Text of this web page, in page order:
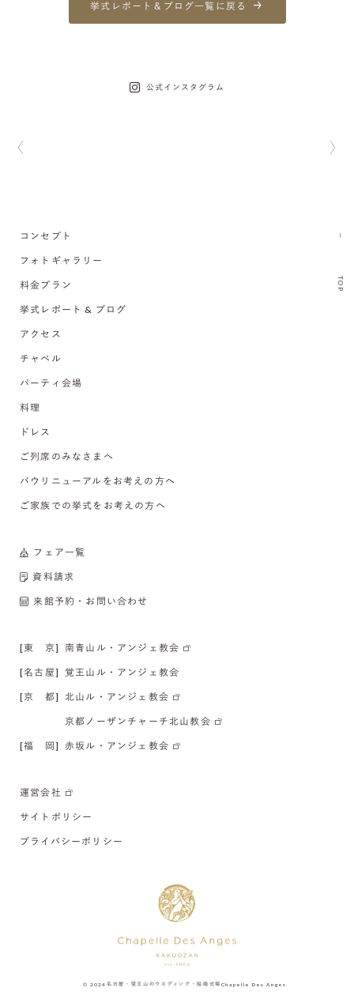
挙式レポート＆ブログ一覧に戻る
公式インスタグラム
TOP
コンセプト
フォトギャラリー
料金プラン
挙式レポート & ブログ
アクセス
チャペル
パーティ会場
料理
ドレス
ご列席のみなさまへ
バウリニューアルをお考えの方へ
ご家族での挙式をお考えの方へ
フェア一覧
資料請求
来館予約・お問い合わせ
[東 京] 南青山ル・アンジェ教会
[名古屋] 覚王山ル・アンジェ教会
[京 都] 北山ル・アンジェ教会
京都ノーザンチャーチ北山教会
[福 岡] 赤坂ル・アンジェ教会
運営会社
サイトポリシー
プライバシーポリシー
© 2024 名古屋・覚王山のウエディング・結婚式場 Chapelle Des Anges